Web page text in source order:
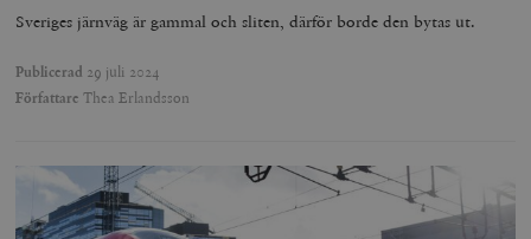
Sveriges järnväg är gammal och sliten, därför borde den bytas ut.
Publicerad 29 juli 2024
Författare Thea Erlandsson